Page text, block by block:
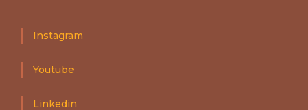
Instagram
Youtube
Linkedin